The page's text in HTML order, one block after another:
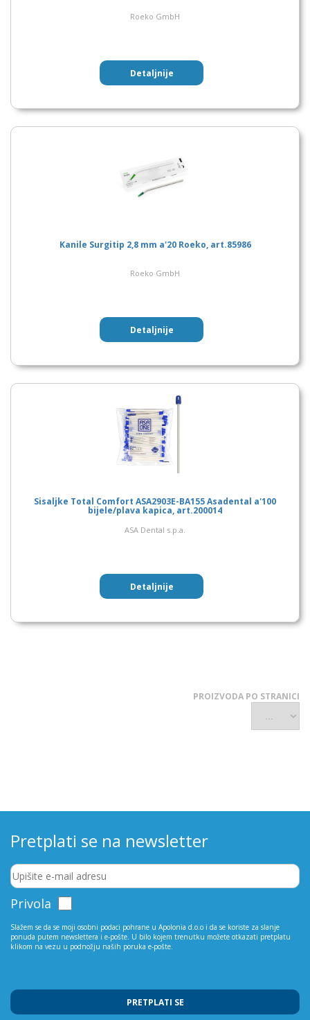
Roeko GmbH
Detaljnije
Kanile Surgitip 2,8 mm a'20 Roeko, art.85986
Roeko GmbH
Detaljnije
Sisaljke Total Comfort ASA2903E-BA155 Asadental a'100
bijele/plava kapica, art.200014
ASA Dental s.p.a.
Detaljnije
PROIZVODA PO STRANICI
Pretplati se na newsletter
Privola
Slažem se da se moji osobni podaci pohrane u Apolonia d.o.o i da se koriste za slanje
ponuda putem newslettera i e-pošte. U bilo kojem trenutku možete otkazati pretplatu
klikom na vezu u podnožju naših poruka e-pošte.
PRETPLATI SE